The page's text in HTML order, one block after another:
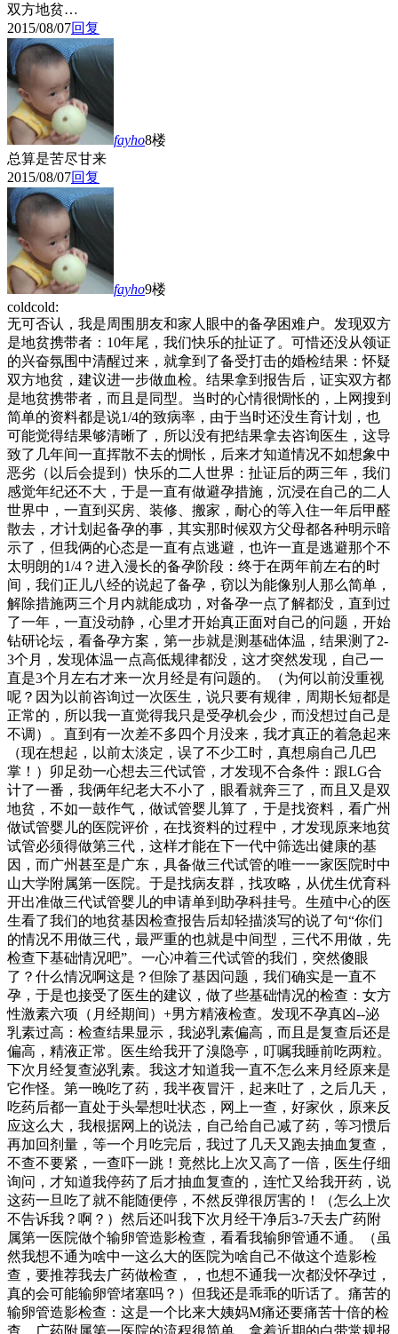
双方地贫…
2015/08/07回复
fayho8楼
总算是苦尽甘来
2015/08/07回复
fayho9楼
coldcold:
无可否认，我是周围朋友和家人眼中的备孕困难户。发现双方
是地贫携带者：10年尾，我们快乐的扯证了。可惜还没从领证
的兴奋氛围中清醒过来，就拿到了备受打击的婚检结果：怀疑
双方地贫，建议进一步做血检。结果拿到报告后，证实双方都
是地贫携带者，而且是同型。当时的心情很惆怅的，上网搜到
简单的资料都是说1/4的致病率，由于当时还没生育计划，也
可能觉得结果够清晰了，所以没有把结果拿去咨询医生，这导
致了几年间一直挥散不去的惆怅，后来才知道情况不如想象中
恶劣（以后会提到）快乐的二人世界：扯证后的两三年，我们
感觉年纪还不大，于是一直有做避孕措施，沉浸在自己的二人
世界中，一直到买房、装修、搬家，耐心的等入住一年后甲醛
散去，才计划起备孕的事，其实那时候双方父母都各种明示暗
示了，但我俩的心态是一直有点逃避，也许一直是逃避那个不
太明朗的1/4？进入漫长的备孕阶段：终于在两年前左右的时
间，我们正儿八经的说起了备孕，窃以为能像别人那么简单，
解除措施两三个月内就能成功，对备孕一点了解都没，直到过
了一年，一直没动静，心里才开始真正面对自己的问题，开始
钻研论坛，看备孕方案，第一步就是测基础体温，结果测了2-
3个月，发现体温一点高低规律都没，这才突然发现，自己一
直是3个月左右才来一次月经是有问题的。（为何以前没重视
呢？因为以前咨询过一次医生，说只要有规律，周期长短都是
正常的，所以我一直觉得我只是受孕机会少，而没想过自己是
不调）。直到有一次差不多四个月没来，我才真正的着急起来
（现在想起，以前太淡定，误了不少工时，真想扇自己几巴
掌！）卯足劲一心想去三代试管，才发现不合条件：跟LG合
计了一番，我俩年纪老大不小了，眼看就奔三了，而且又是双
地贫，不如一鼓作气，做试管婴儿算了，于是找资料，看广州
做试管婴儿的医院评价，在找资料的过程中，才发现原来地贫
试管必须得做第三代，这样才能在下一代中筛选出健康的基
因，而广州甚至是广东，具备做三代试管的唯一一家医院时中
山大学附属第一医院。于是找病友群，找攻略，从优生优育科
开出准做三代试管婴儿的申请单到助孕科挂号。生殖中心的医
生看了我们的地贫基因检查报告后却轻描淡写的说了句“你们
的情况不用做三代，最严重的也就是中间型，三代不用做，先
检查下基础情况吧”。一心冲着三代试管的我们，突然傻眼
了？什么情况啊这是？但除了基因问题，我们确实是一直不
孕，于是也接受了医生的建议，做了些基础情况的检查：女方
性激素六项（月经期间）+男方精液检查。发现不孕真凶--泌
乳素过高：检查结果显示，我泌乳素偏高，而且是复查后还是
偏高，精液正常。医生给我开了溴隐亭，叮嘱我睡前吃两粒。
下次月经复查泌乳素。我这才知道我一直不怎么来月经原来是
它作怪。第一晚吃了药，我半夜冒汗，起来吐了，之后几天，
吃药后都一直处于头晕想吐状态，网上一查，好家伙，原来反
应这么大，我根据网上的说法，自己给自己减了药，等习惯后
再加回剂量，等一个月吃完后，我过了几天又跑去抽血复查，
不查不要紧，一查吓一跳！竟然比上次又高了一倍，医生仔细
询问，才知道我停药了后才抽血复查的，连忙又给我开药，说
这药一旦吃了就不能随便停，不然反弹很厉害的！（怎么上次
不告诉我？啊？）然后还叫我下次月经干净后3-7天去广药附
属第一医院做个输卵管造影检查，看看我输卵管通不通。（虽
然我想不通为啥中一这么大的医院为啥自己不做这个造影检
查，要推荐我去广药做检查，，也想不通我一次都没怀孕过，
真的会可能输卵管堵塞吗？）但我还是乖乖的听话了。痛苦的
输卵管造影检查：这是一个比来大姨妈M痛还要痛苦十倍的检